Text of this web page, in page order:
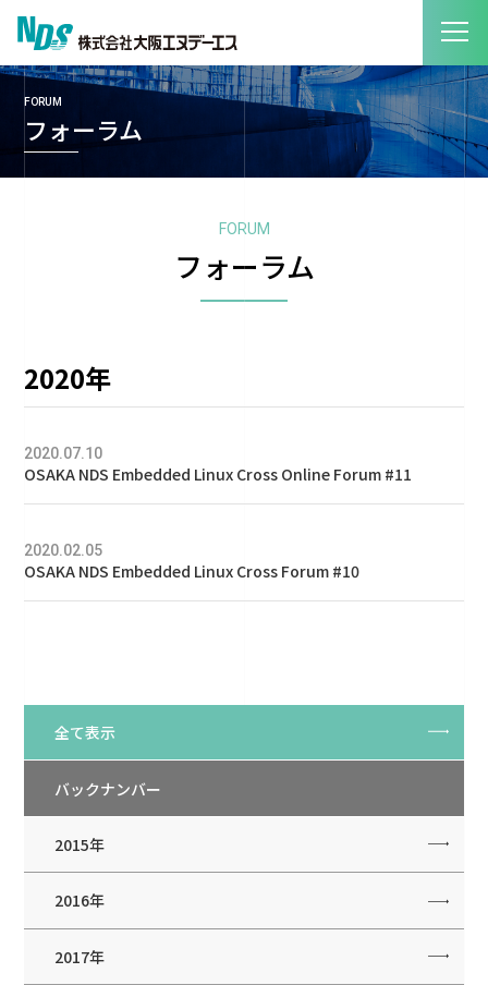
FORUM
フォーラム
FORUM
フォーラム
2020年
2020.07.10
OSAKA NDS Embedded Linux Cross Online Forum #11
2020.02.05
OSAKA NDS Embedded Linux Cross Forum #10
全て表示
バックナンバー
2015年
2016年
2017年